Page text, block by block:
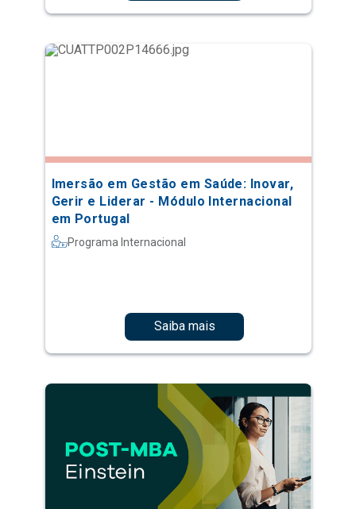
Imersão em Gestão em Saúde: Inovar,
Gerir e Liderar - Módulo Internacional
em Portugal
Programa Internacional
Saiba mais